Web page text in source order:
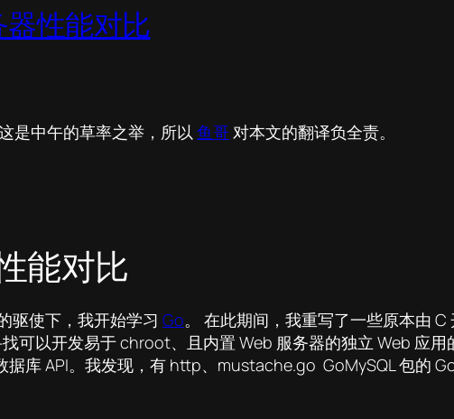
性能对比
是中午的草率之举，所以 鱼哥对本文的翻译负全责。
能对比
驱使下，我开始学习 Go。 在此期间，我重写了一些原本由
可以开发易于 chroot、且内置 Web 服务器的独立 Web 应
据库 API。我发现，有 http、mustache.go GoMySQL 包的